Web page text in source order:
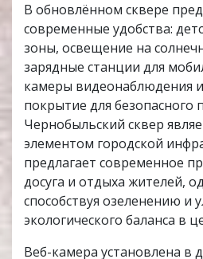
В обновлённом сквере
современные удобства:
зоны, освещение на
зарядные станции для
камеры видеонаблюдения
покрытие для безопасного
Чернобыльский сквер
элементом городской
предлагает современное
досуга и отдыха жителей,
способствуя озеленению и
экологического баланса в
Веб-камера установлена в